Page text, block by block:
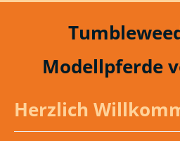
Modellpferde
Herzlich